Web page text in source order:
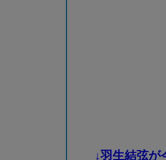
↓羽生結弦